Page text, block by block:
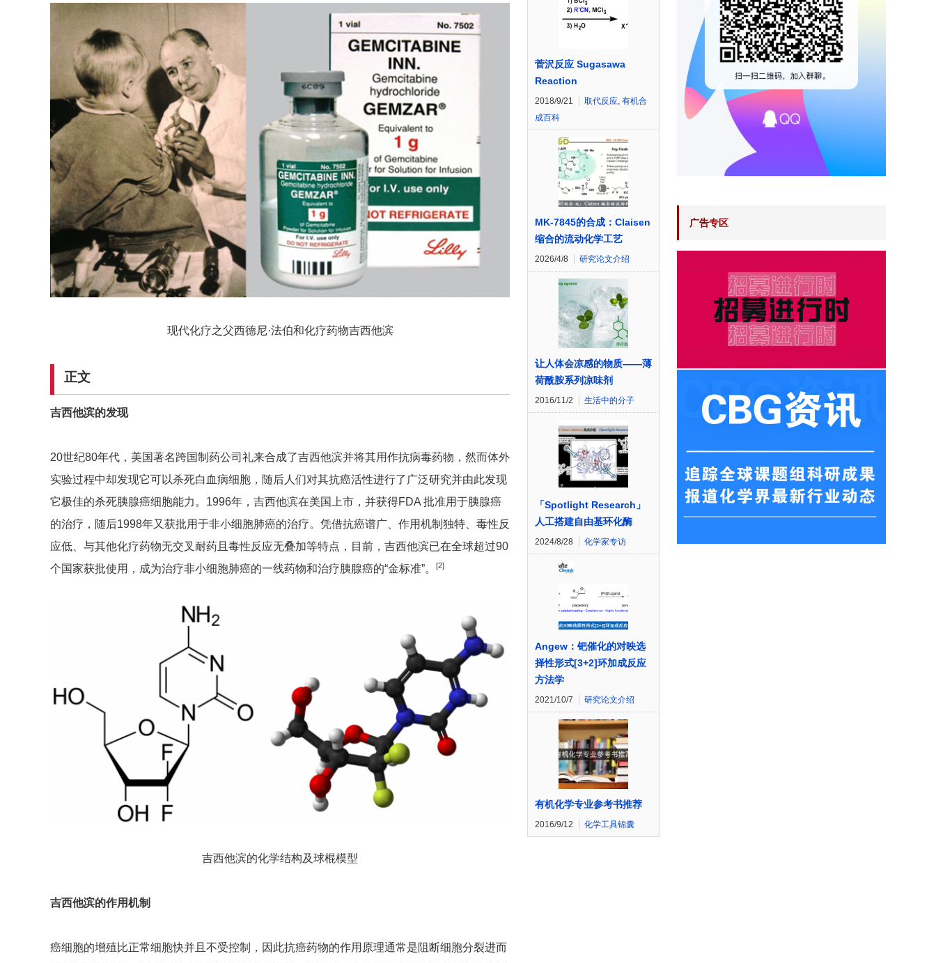
现代化疗之父西德尼·法伯和化疗药物吉西他滨
正文
吉西他滨的发现
20世纪80年代，美国著名跨国制药公司礼来合成了吉西他滨并将其用作抗病毒药物，然而体外
实验过程中却发现它可以杀死白血病细胞，随后人们对其抗癌活性进行了广泛研究并由此发现
它极佳的杀死胰腺癌细胞能力。1996年，吉西他滨在美国上市，并获得FDA 批准用于胰腺癌
的治疗，随后1998年又获批用于非小细胞肺癌的治疗。凭借抗癌谱广、作用机制独特、毒性反
应低、与其他化疗药物无交叉耐药且毒性反应无叠加等特点，目前，吉西他滨已在全球超过90
个国家获批使用，成为治疗非小细胞肺癌的一线药物和治疗胰腺癌的“金标准”。
[2]
吉西他滨的化学结构及球棍模型
吉西他滨的作用机制
癌细胞的增殖比正常细胞快并且不受控制，因此抗癌药物的作用原理通常是阻断细胞分裂进而
菅沢反应 Sugasawa
Reaction
2018/9/21 取代反应, 有机合
成百科
MK-7845的合成：Claisen
缩合的流动化学工艺
2026/4/8 研究论文介绍
让人体会凉感的物质——薄
荷酰胺系列凉味剂
2016/11/2 生活中的分子
「Spotlight Research」
人工搭建自由基环化酶
2024/8/28 化学家专访
Angew：钯催化的对映选
择性形式[3+2]环加成反应
方法学
2021/10/7 研究论文介绍
有机化学专业参考书推荐
2016/9/12 化学工具锦囊
广告专区